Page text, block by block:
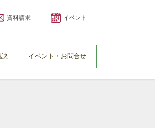
資料請求 イベント
訣 イベント・お問合せ